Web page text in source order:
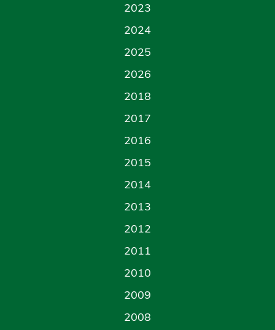
2023
2024
2025
2026
2018
2017
2016
2015
2014
2013
2012
2011
2010
2009
2008